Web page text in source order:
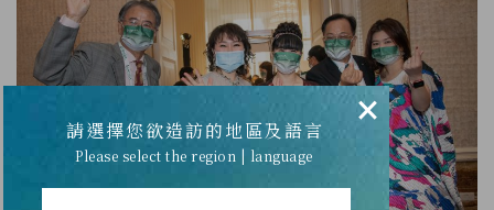
×
請選擇您欲造訪的地區及語言
Please select the region | language